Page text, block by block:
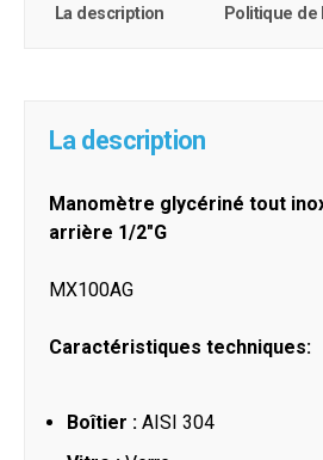
La description Politique de
La description
Manomètre glycériné tout
arrière 1/2"G
MX100AG
Caractéristiques techniques:
Boîtier : AISI 304